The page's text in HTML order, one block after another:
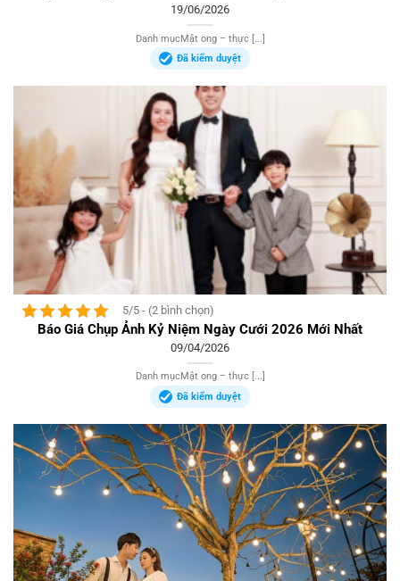
19/06/2026
Danh mụcMật ong – thực [...]
Đã kiểm duyệt
5/5 - (2 bình chọn)
Báo Giá Chụp Ảnh Kỷ Niệm Ngày Cưới 2026 Mới Nhất
09/04/2026
Danh mụcMật ong – thực [...]
Đã kiểm duyệt